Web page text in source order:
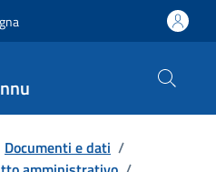
Documenti e dati /